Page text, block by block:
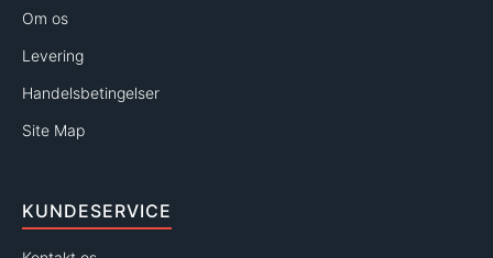
Om os
Levering
Handelsbetingelser
Site Map
KUNDESERVICE